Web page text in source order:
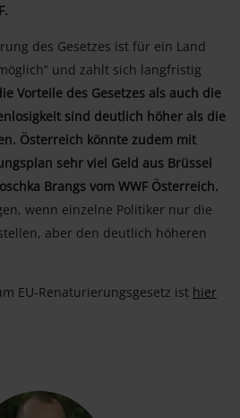
des Gesetzes ist für ein Land
und zahlt sich langfristig
Vorteile des Gesetzes als auch die
sind deutlich höher als die
Österreich könnte zudem mit
sehr viel Geld aus Brüssel
Brangs vom WWF Österreich.
wenn einzelne Politiker nur die
aber den deutlich höheren
EU-Renaturierungsgesetz ist hier